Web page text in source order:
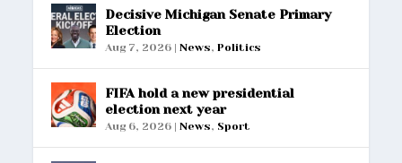
Decisive Michigan Senate Primary
Election
Aug 7, 2026 |News,Politics
FIFA hold a new presidential
election next year
Aug 6, 2026 |News, Sport